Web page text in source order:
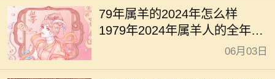
79年属羊的2024年怎么样
1979年2024年属羊人的全年运
06月03日